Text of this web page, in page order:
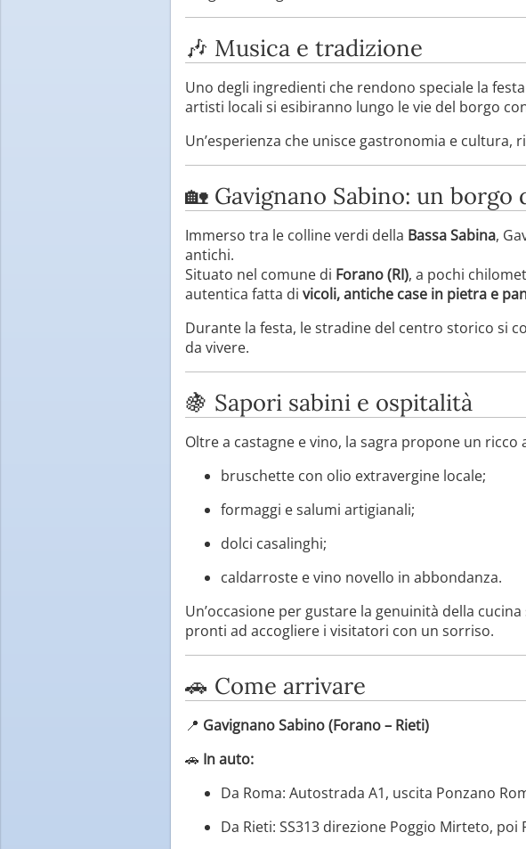
🎶 Musica e tradizione
Uno degli ingredienti che rendono speciale la
artisti locali si esibiranno lungo le vie del borgo
Un’esperienza che unisce gastronomia e
🏡 Gavignano Sabino: un borgo
Immerso tra le colline verdi della Bassa Sabina,
antichi.
Situato nel comune di Forano (RI), a pochi
autentica fatta di vicoli, antiche case in pietra e
Durante la festa, le stradine del centro storico si
da vivere.
🍇 Sapori sabini e ospitalità
Oltre a castagne e vino, la sagra propone un
bruschette con olio extravergine locale;
formaggi e salumi artigianali;
dolci casalinghi;
caldarroste e vino novello in abbondanza.
Un’occasione per gustare la genuinità della
pronti ad accogliere i visitatori con un sorriso.
🚗 Come arrivare
📍 Gavignano Sabino (Forano – Rieti)
🚗 In auto:
Da Roma: Autostrada A1, uscita Ponzano
Da Rieti: SS313 direzione Poggio Mirteto, poi